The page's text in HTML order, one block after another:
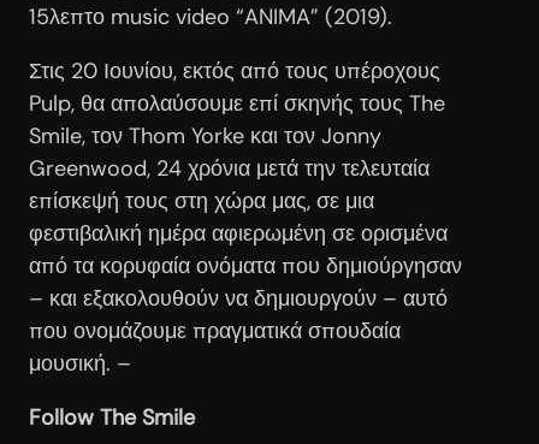
15λεπτο music video “ANIMA” (2019).
Στις 20 Ιουνίου, εκτός από τους υπέροχους
Pulp, θα απολαύσουμε επί σκηνής τους The
Smile, τον Thom Yorke και τον Jonny
Greenwood, 24 χρόνια μετά την τελευταία
επίσκεψή τους στη χώρα μας, σε μια
φεστιβαλική ημέρα αφιερωμένη σε ορισμένα
από τα κορυφαία ονόματα που δημιούργησαν
– και εξακολουθούν να δημιουργούν – αυτό
που ονομάζουμε πραγματικά σπουδαία
μουσική. –
Follow The Smile